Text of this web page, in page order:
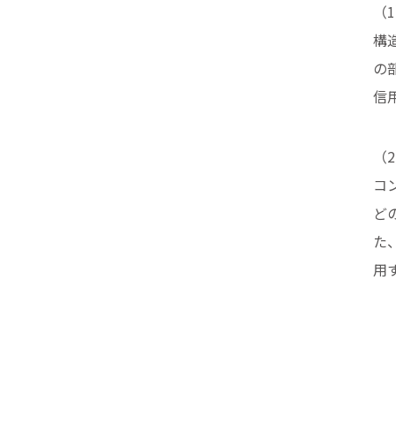
構
の
信
コ
ど
た
用